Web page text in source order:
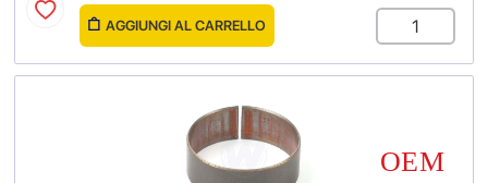
AGGIUNGI AL CARRELLO